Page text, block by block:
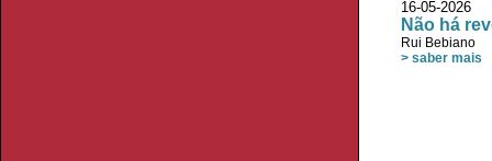
16-05-
Não há
Rui Bebiano
> saber mais